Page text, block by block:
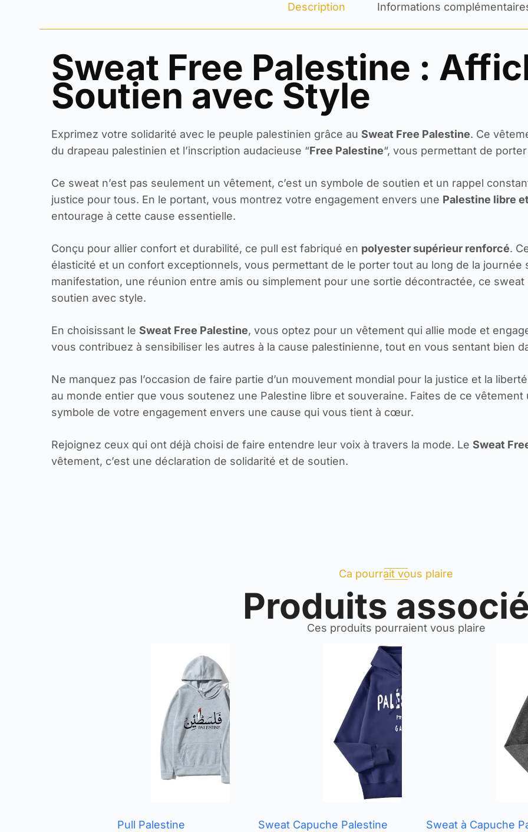
Description Informations
Sweat Free Palestine :
Soutien avec Style
Exprimez votre solidarité avec le peuple palestinien grâce auSweat Free Palestine. Ce
du drapeau palestinien et l’inscription audacieuse “Free Palestine“, vous permettant de
Ce sweat n’est pas seulement un vêtement, c’est un symbole de soutien et un rappel
justice pour tous. En le portant, vous montrez votre engagement envers une Palestine libre
entourage à cette cause essentielle.
Conçu pour allier confort et durabilité, ce pull est fabriqué en polyester supérieur renforcé.
élasticité et un confort exceptionnels, vous permettant de le porter tout au long de la journée
manifestation, une réunion entre amis ou simplement pour une sortie décontractée, ce
soutien avec style.
En choisissant leSweat Free Palestine, vous optez pour un vêtement qui allie mode et
vous contribuez à sensibiliser les autres à la cause palestinienne, tout en vous sentant bien
Ne manquez pas l’occasion de faire partie d’un mouvement mondial pour la justice et la
au monde entier que vous soutenez une Palestine libre et souveraine. Faites de ce
symbole de votre engagement envers une cause qui vous tient à cœur.
Rejoignez ceux qui ont déjà choisi de faire entendre leur voix à travers la mode. LeSweat
vêtement, c’est une déclaration de solidarité et de soutien.
Ca pourrait vous plaire
Produits
Ces produits pourraient vous plaire
Pull Palestine Sweat Capuche Palestine Sweat à Capuche